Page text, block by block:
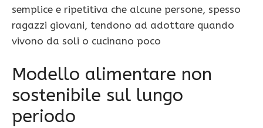
semplice e ripetitiva che alcune persone, spesso
ragazzi giovani, tendono ad adottare quando
vivono da soli o cucinano poco
Modello alimentare non
sostenibile sul lungo
periodo